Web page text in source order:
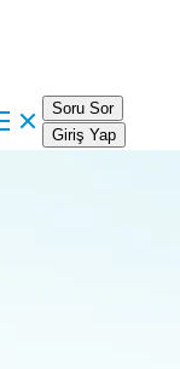
Soru Sor
Giriş Yap